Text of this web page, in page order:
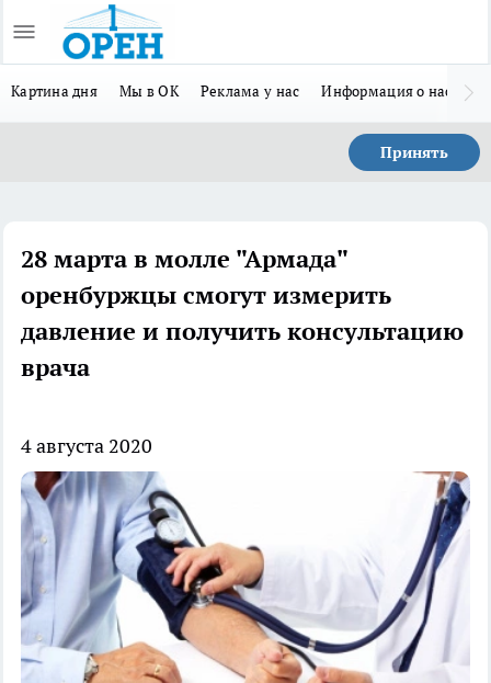
Картина дня Мы в ОК Реклама у нас Информация о нас
Принять
28 марта в молле "Армада"
оренбуржцы смогут измерить
давление и получить консультацию
врача
4 августа 2020